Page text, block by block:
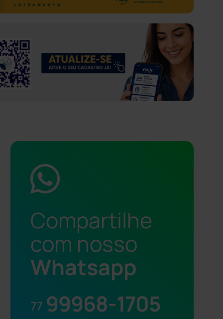
Compartilhe
com nosso
Whatsapp
77 99968-1705